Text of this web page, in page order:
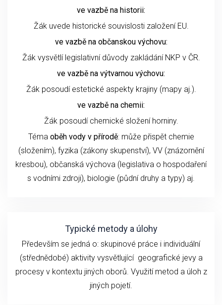
ve vazbě na historii:
Žák uvede historické souvislosti založení EU.
ve vazbě na občanskou výchovu:
Žák vysvětlí legislativní důvody zakládání NKP v ČR.
ve vazbě na výtvarnou výchovu:
Žák posoudí estetické aspekty krajiny (mapy aj.).
ve vazbě na chemii:
Žák posoudí chemické složení horniny.
Téma oběh vody v přírodě: může přispět chemie
(složením), fyzika (zákony skupenství), VV (znázornění
kresbou), občanská výchova (legislativa o hospodaření
s vodními zdroji), biologie (půdní druhy a typy) aj.
Typické metody a úlohy
Především se jedná o: skupinové práce i individuální
(střednědobé) aktivity vysvětlující geografické jevy a
procesy v kontextu jiných oborů. Využití metod a úloh z
jiných pojetí.